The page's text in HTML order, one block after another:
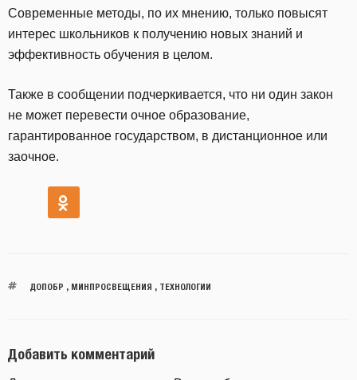
Современные методы, по их мнению, только повысят
интерес школьников к получению новых знаний и
эффективность обучения в целом.
Также в сообщении подчеркивается, что ни один закон
не может перевести очное образование,
гарантированное государством, в дистанционное или
заочное.
ДОПОБР , МИНПРОСВЕЩЕНИЯ , ТЕХНОЛОГИИ
Добавить комментарий